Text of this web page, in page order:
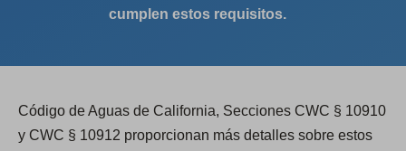
cumplen estos requisitos.
Código de Aguas de California, Secciones CWC § 10910
y CWC § 10912 proporcionan más detalles sobre estos